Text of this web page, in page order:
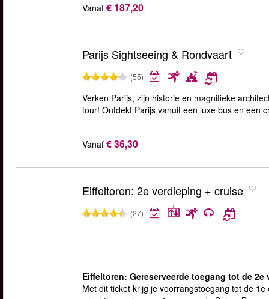
Vanaf € 187,20
Parijs Sightseeing & Rondvaart
(55)
Verken Parijs, zijn historie en magnifieke
tour! Ontdekt Parijs vanuit een luxe bus en een
Vanaf € 36,30
Eiffeltoren: 2e verdieping + cruise
(27)
Eiffeltoren: Gereserveerde toegang tot de
Met dit ticket krijg je voorrangstoegang tot de